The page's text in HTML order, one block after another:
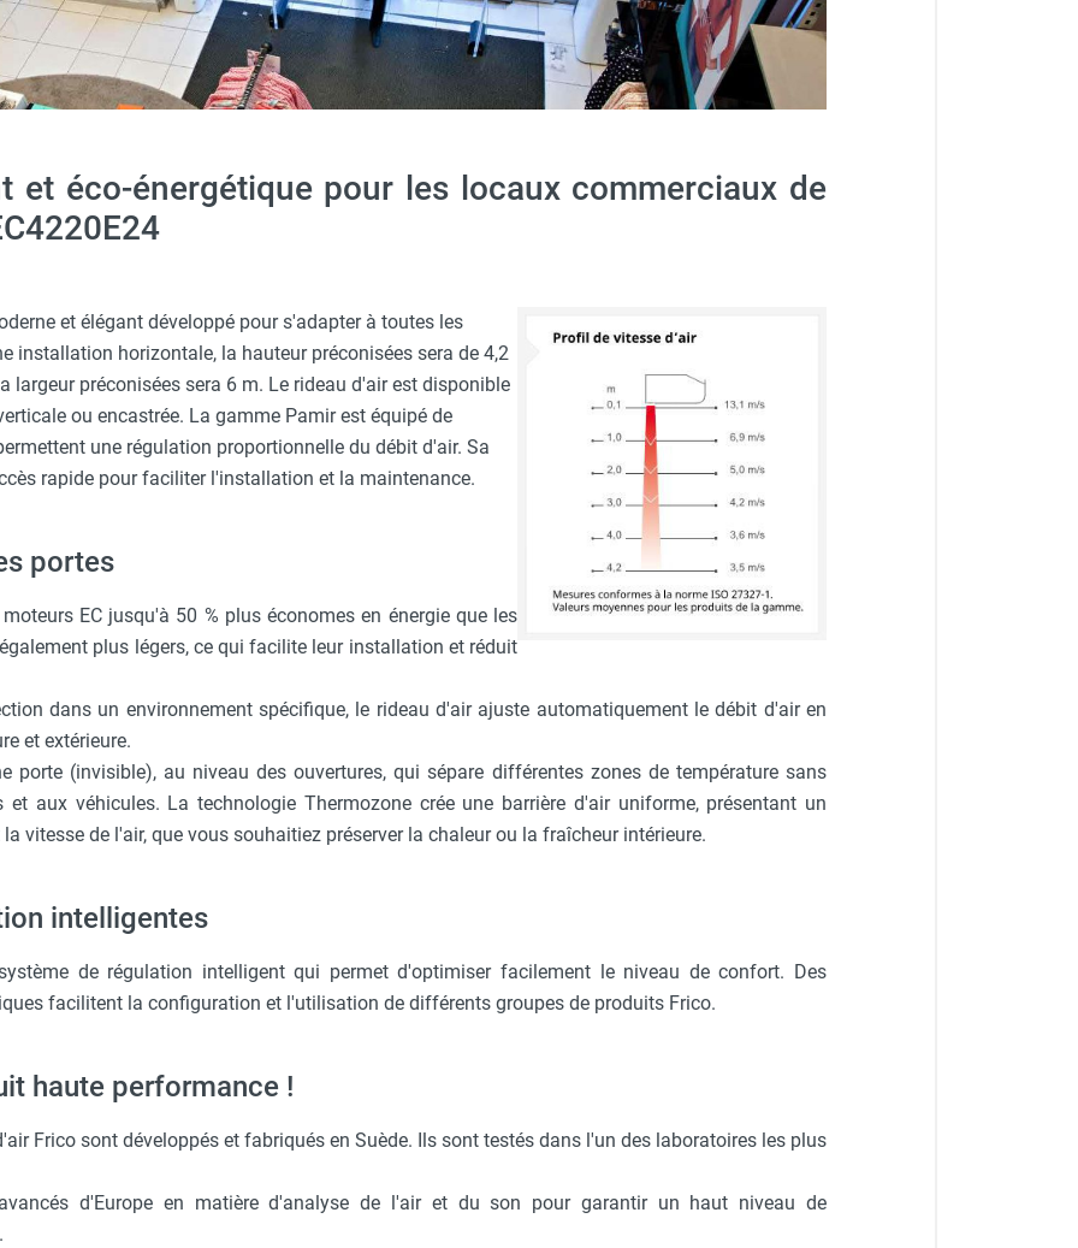
et éco-énergétique pour les locaux commerciaux de
et élégant développé pour s'adapter à toutes les
installation horizontale, la hauteur préconisées sera de 4,2
largeur préconisées sera 6 m. Le rideau d'air est disponible
ou encastrée. La gamme Pamir est équipé de
une régulation proportionnelle du débit d'air. Sa
rapide pour faciliter l'installation et la maintenance.
portes
EC jusqu'à 50 % plus économes en énergie que les
plus légers, ce qui facilite leur installation et réduit
dans un environnement spécifique, le rideau d'air ajuste automatiquement le débit d'air en
et extérieure.
porte (invisible), au niveau des ouvertures, qui sépare différentes zones de température sans
et aux véhicules. La technologie Thermozone crée une barrière d'air uniforme, présentant un
vitesse de l'air, que vous souhaitiez préserver la chaleur ou la fraîcheur intérieure.
intelligentes
de régulation intelligent qui permet d'optimiser facilement le niveau de confort. Des
facilitent la configuration et l'utilisation de différents groupes de produits Frico.
haute performance !
Frico sont développés et fabriqués en Suède. Ils sont testés dans l'un des laboratoires les plus
d'Europe en matière d'analyse de l'air et du son pour garantir un haut niveau de